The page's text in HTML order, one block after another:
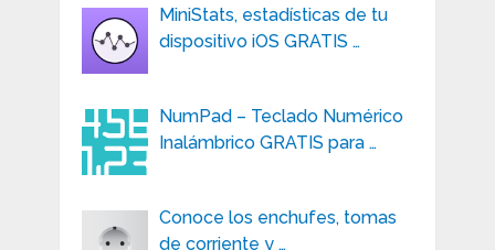
MiniStats, estadísticas de tu
dispositivo iOS GRATIS …
NumPad – Teclado Numérico
Inalámbrico GRATIS para …
Conoce los enchufes, tomas
de corriente y …